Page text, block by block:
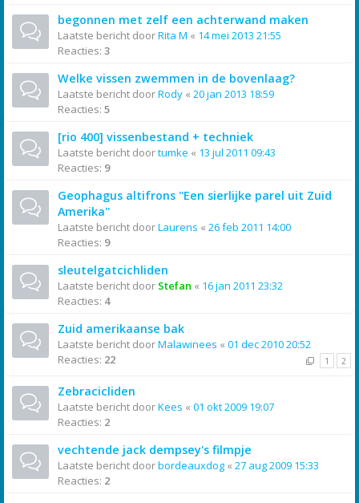
begonnen met zelf een achterwand maken
Laatste bericht doorRita M « 14 mei 2013 21:55
Reacties: 3
Welke vissen zwemmen in de bovenlaag?
Laatste bericht doorRody « 20 jan 2013 18:59
Reacties: 5
[rio 400] vissenbestand + techniek
Laatste bericht doortumke « 13 jul 2011 09:43
Reacties: 9
Geophagus altifrons ''Een sierlijke parel uit Zuid
Amerika''
Laatste bericht doorLaurens « 26 feb 2011 14:00
Reacties: 9
sleutelgatcichliden
Laatste bericht door Stefan « 16 jan 2011 23:32
Reacties: 4
Zuid amerikaanse bak
Laatste bericht doorMalawinees « 01 dec 2010 20:52
Reacties: 22 1 2
Zebracicliden
Laatste bericht doorKees « 01 okt 2009 19:07
Reacties: 2
vechtende jack dempsey's filmpje
Laatste bericht doorbordeauxdog « 27 aug 2009 15:33
Reacties: 2